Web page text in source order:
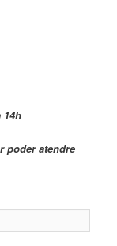
14h
poder atendre